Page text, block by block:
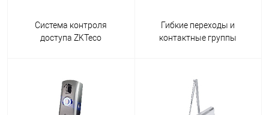
Система контроля
доступа ZKTeco
Гибкие переходы и
контактные группы